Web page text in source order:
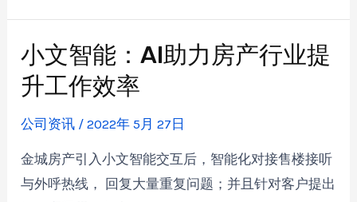
小文智能：AI助力房产行业提
升工作效率
公司资讯 /2022年 5月 27日
金城房产引入小文智能交互后，智能化对接售楼接听
与外呼热线， 回复大量重复问题；并且针对客户提出